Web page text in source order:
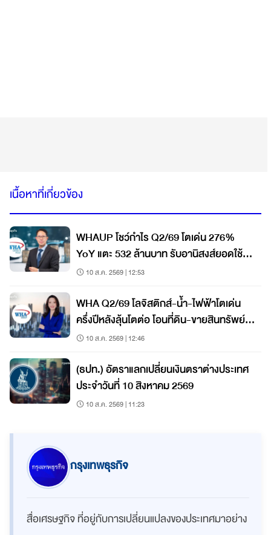
เนื้อหาที่เกี่ยวข้อง
WHAUP โชว์กำไร Q2/69 โตเด่น 276%
YoY แตะ 532 ล้านบาท รับอานิสงส์ยอดใช้
น้ำ-ไฟฟ้าพุ่ง ส่งซิกพร้อมลุย Direct PPA
10 ส.ค. 2569 | 12:53
WHA Q2/69 โลจิสติกส์-น้ำ-ไฟฟ้าโตเด่น
ครึ่งปีหลังลุ้นโตต่อ โอนที่ดิน-ขายสินทรัพย์
กองทรัสต์ 3.7 พันล้าน
10 ส.ค. 2569 | 12:46
(ธปท.) อัตราแลกเปลี่ยนเงินตราต่างประเทศ
ประจำวันที่ 10 สิงหาคม 2569
10 ส.ค. 2569 | 11:23
กรุงเทพธุรกิจ
สื่อเศรษฐกิจ ที่อยู่กับการเปลี่ยนแปลงของประเทศมาอย่าง